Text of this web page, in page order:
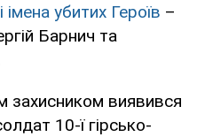
імена убитих Героїв –
Барнич та
захисником виявився
10-ї гірсько-